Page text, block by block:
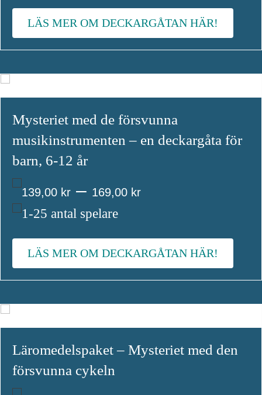
till
169,00 kr
LÄS MER OM DECKARGÅTAN HÄR!
Mysteriet med de försvunna
musikinstrumenten – en deckargåta för
barn, 6-12 år
139,00 kr – 169,00 krPrisintervall:
till
169,00 kr
1-25 antal spelare
LÄS MER OM DECKARGÅTAN HÄR!
Läromedelspaket – Mysteriet med den
försvunna cykeln